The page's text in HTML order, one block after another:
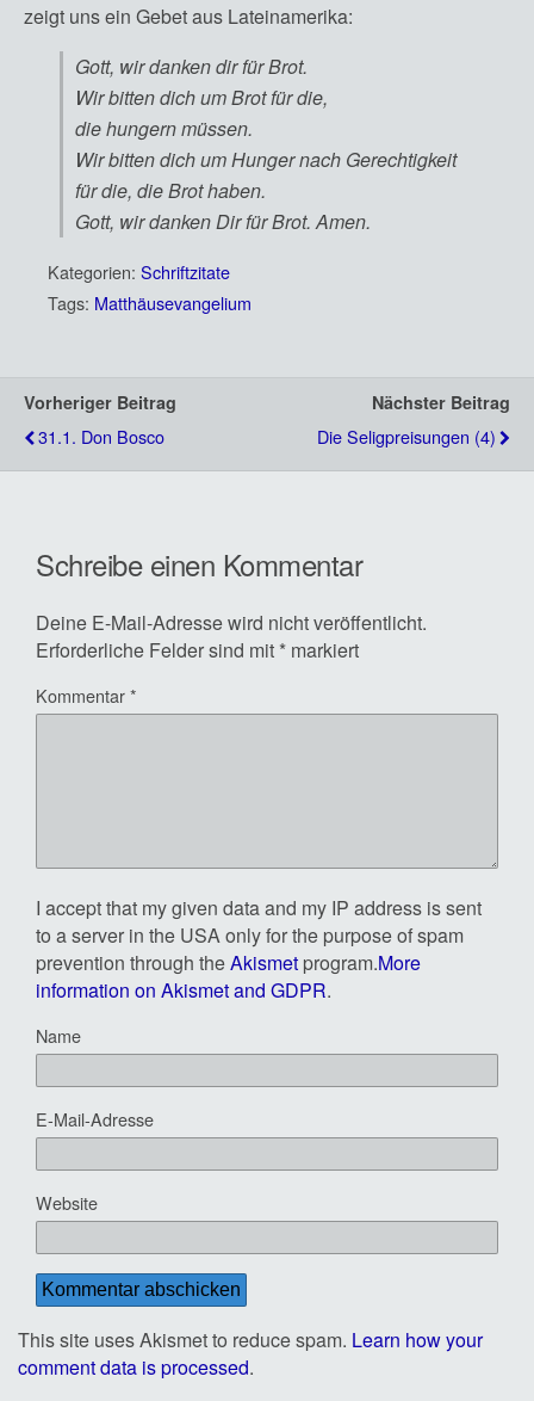
zeigt uns ein Gebet aus Lateinamerika:
Gott, wir danken dir für Brot.
Wir bitten dich um Brot für die,
die hungern müssen.
Wir bitten dich um Hunger nach Gerechtigkeit
für die, die Brot haben.
Gott, wir danken Dir für Brot. Amen.
Kategorien: Schriftzitate
Tags: Matthäusevangelium
Vorheriger Beitrag
31.1. Don Bosco
Nächster Beitrag
Die Seligpreisungen (4)
Schreibe einen Kommentar
Deine E-Mail-Adresse wird nicht veröffentlicht.
Erforderliche Felder sind mit * markiert
Kommentar*
I accept that my given data and my IP address is sent
to a server in the USA only for the purpose of spam
prevention through theAkismet program.More
information on Akismet and GDPR.
Name
E-Mail-Adresse
Website
This site uses Akismet to reduce spam. Learn how your
comment data is processed.